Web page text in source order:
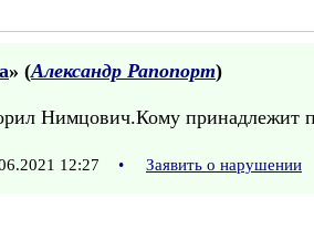
» (Александр Рапопорт)
Нимцович.Кому принадлежит
12:27 • Заявить о нарушении